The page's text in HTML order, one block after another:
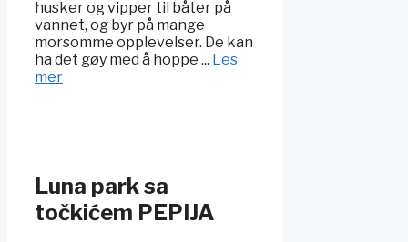
husker og vipper til båter på
vannet, og byr på mange
morsomme opplevelser. De kan
ha det gøy med å hoppe ... Les
mer
Luna park sa
točkićem PEPIJA